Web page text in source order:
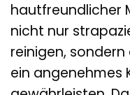
hautfreundlicher
nicht nur
reinigen,
ein angenehmes